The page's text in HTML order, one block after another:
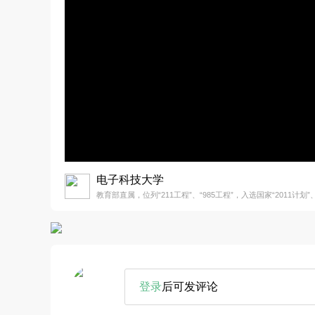
电子科技大学
教育部直属，位列“211工程”、“985工程”，入选国家“2011计划”
登录后可发评论